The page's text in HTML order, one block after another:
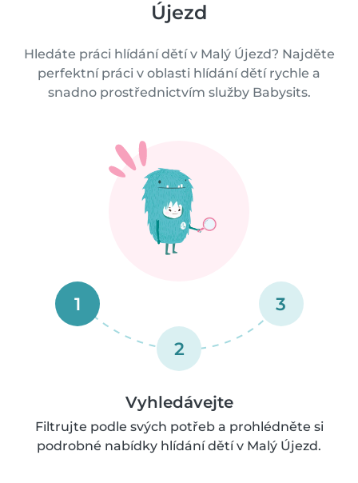
Újezd
Hledáte práci hlídání dětí v Malý Újezd? Najděte
perfektní práci v oblasti hlídání dětí rychle a
snadno prostřednictvím služby Babysits.
1
2
3
Vyhledávejte
Filtrujte podle svých potřeb a prohlédněte si
podrobné nabídky hlídání dětí v Malý Újezd.